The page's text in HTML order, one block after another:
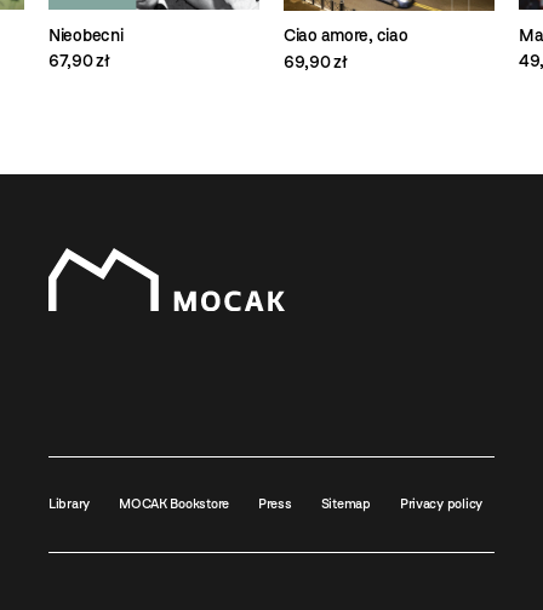
Nieobecni
67,90 zł
Ciao amore, ciao
69,90 zł
Library MOCAK Bookstore Press Sitemap Privacy policy